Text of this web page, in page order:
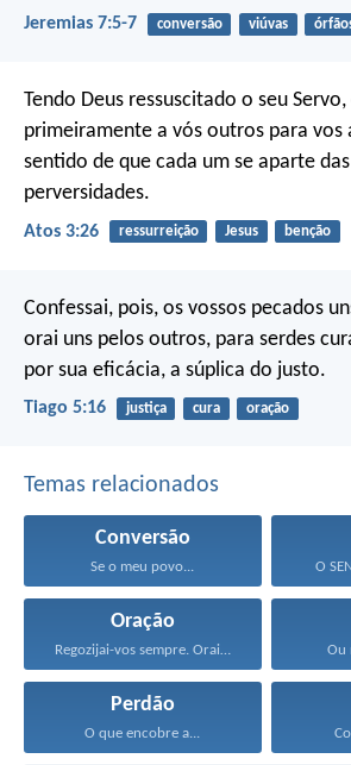
Jeremias 7:5-7 conversão viúvas
Tendo Deus ressuscitado o seu
primeiramente a vós outros para vos
sentido de que cada um se aparte
perversidades.
Atos 3:26 ressurreição Jesus benção
Confessai, pois, os vossos pecados
orai uns pelos outros, para serdes
por sua eficácia, a súplica do justo.
Tiago 5:16 justiça cura oração
Temas relacionados
Conversão
Se o meu povo... O
Oração
Regozijai-vos sempre. Orai sem... Ou
Perdão
O que encobre a...